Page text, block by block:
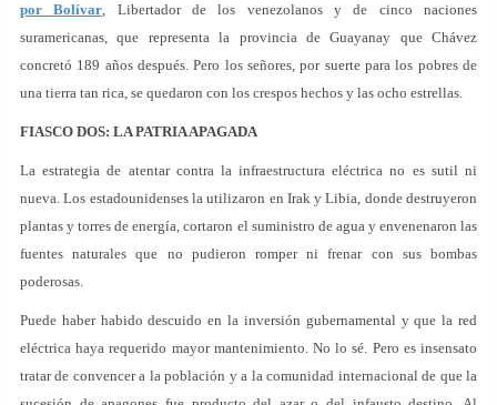
por Bolívar, Libertador de los venezolanos y de cinco naciones
suramericanas, que representa la provincia de Guayanay que Chávez
concretó 189 años después. Pero los señores, por suerte para los pobres de
una tierra tan rica, se quedaron con los crespos hechos y las ocho estrellas.
FIASCO DOS: LA PATRIA APAGADA
La estrategia de atentar contra la infraestructura eléctrica no es sutil ni
nueva. Los estadounidenses la utilizaron en Irak y Libia, donde destruyeron
plantas y torres de energía, cortaron el suministro de agua y envenenaron las
fuentes naturales que no pudieron romper ni frenar con sus bombas
poderosas.
Puede haber habido descuido en la inversión gubernamental y que la red
eléctrica haya requerido mayor mantenimiento. No lo sé. Pero es insensato
tratar de convencer a la población y a la comunidad internacional de que la